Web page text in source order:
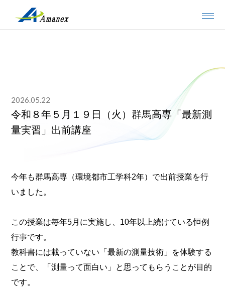
2026.05.22
令和８年５月１９日（火）群馬高専「最新測
量実習」出前講座
今年も群馬高専（環境都市工学科2年）で出前授業を行
いました。
この授業は毎年5月に実施し、 10年以上続けている恒例
行事です。
教科書には載っていない「最新の測量技術」を体験する
ことで、「測量って面白い」と思ってもらうことが目的
です。